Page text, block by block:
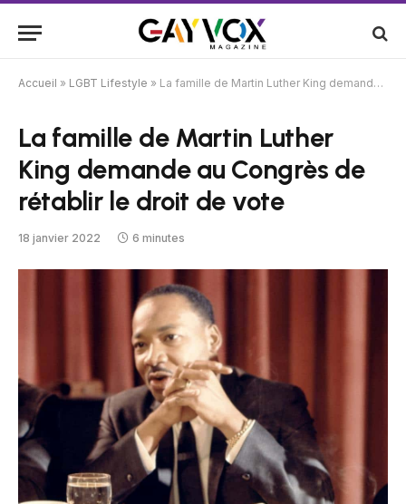
Accueil » LGBT Lifestyle » La famille de Martin Luther King demande au Congrès de rétablir le droit de vote
La famille de Martin Luther
King demande au Congrès de
rétablir le droit de vote
18 janvier 2022 6 minutes